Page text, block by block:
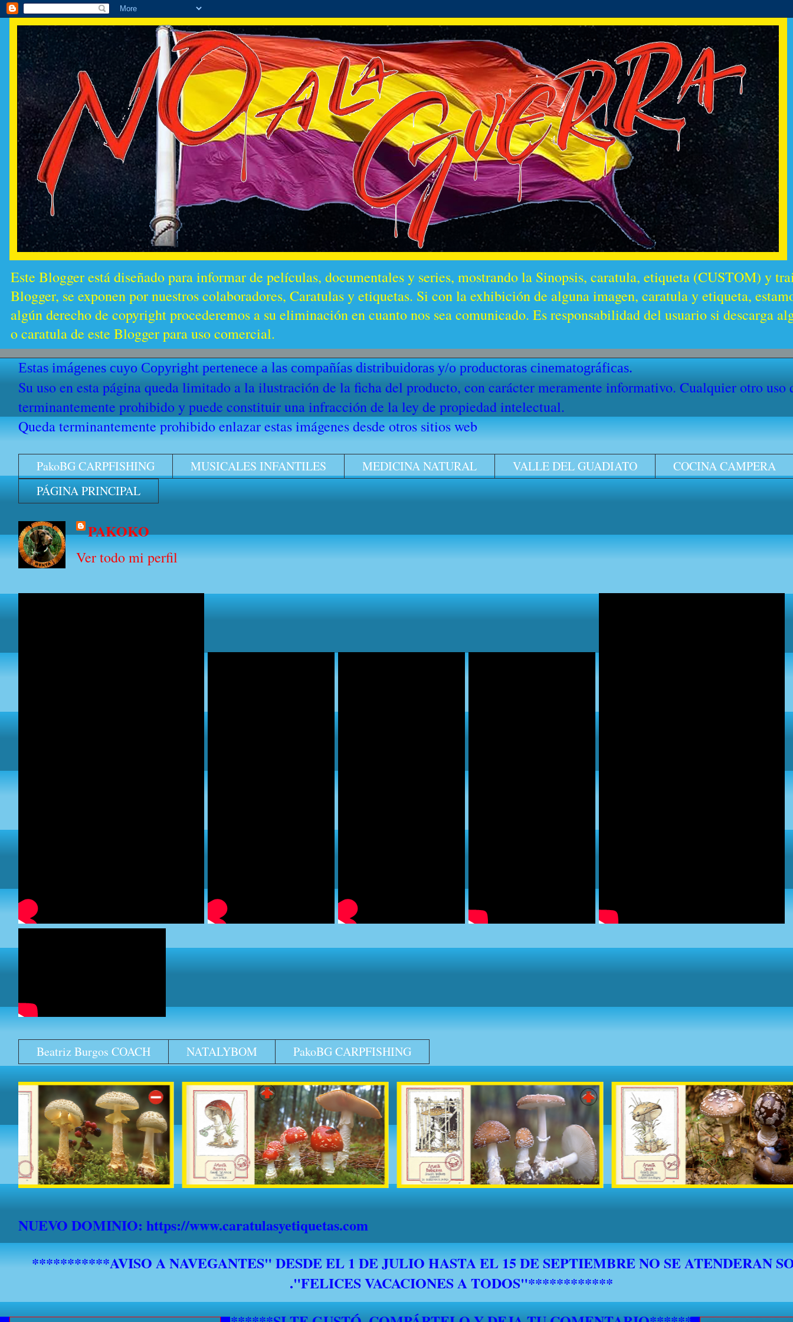
Este Blogger está diseñado para informar de películas, documentales y series, mostrando la Sinopsis, caratula, etiqueta (CUSTOM) y
Blogger, se exponen por nuestros colaboradores, Caratulas y etiquetas. Si con la exhibición de alguna imagen, caratula y etiqueta,
algún derecho de copyright procederemos a su eliminación en cuanto nos sea comunicado. Es responsabilidad del usuario si descarga
o caratula de este Blogger para uso comercial.
Estas imágenes cuyo Copyright pertenece a las compañías distribuidoras y/o productoras cinematográficas.
Su uso en esta página queda limitado a la ilustración de la ficha del producto, con carácter meramente informativo. Cualquier otro uso
terminantemente prohibido y puede constituir una infracción de la ley de propiedad intelectual.
Queda terminantemente prohibido enlazar estas imágenes desde otros sitios web
PakoBG CARPFISHING MUSICALES INFANTILES MEDICINA NATURAL VALLE DEL GUADIATO
COCINA CAMPERA
PÁGINA PRINCIPAL
PAKOKO
Ver todo mi perfil
Beatriz Burgos COACH NATALYBOM PakoBG CARPFISHING
NUEVO DOMINIO: https://www.caratulasyetiquetas.com